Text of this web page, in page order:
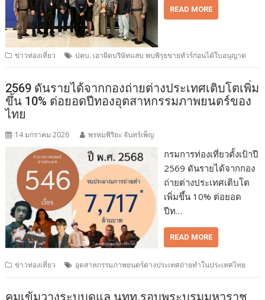
READ MORE
ข่าวท่องเที่ยว ปคบ. เอาผิดบริษัทแสบ พบพิรุธขายทัวร์ก่อนได้ใบอนุญาต
2569 ดันรายได้จากกองถ่ายต่างประเทศเติบโตเพิ่ม
ขึ้น 10% ต่อยอดปีทองอุตสาหกรรมภาพยนตร์ของ
ไทย
14 มกราคม 2026 พรหมพิริยะ จันทร์เพ็ญ
กรมการท่องเที่ยวตั้งเป้าปี
2569 ดันรายได้จากกอง
ถ่ายต่างประเทศเติบโต
เพิ่มขึ้น 10% ต่อยอด
ปีท…
READ MORE
ข่าวท่องเที่ยว อุตสาหกรรมภาพยนตร์ต่างประเทศถ่ายทำในประเทศไทย